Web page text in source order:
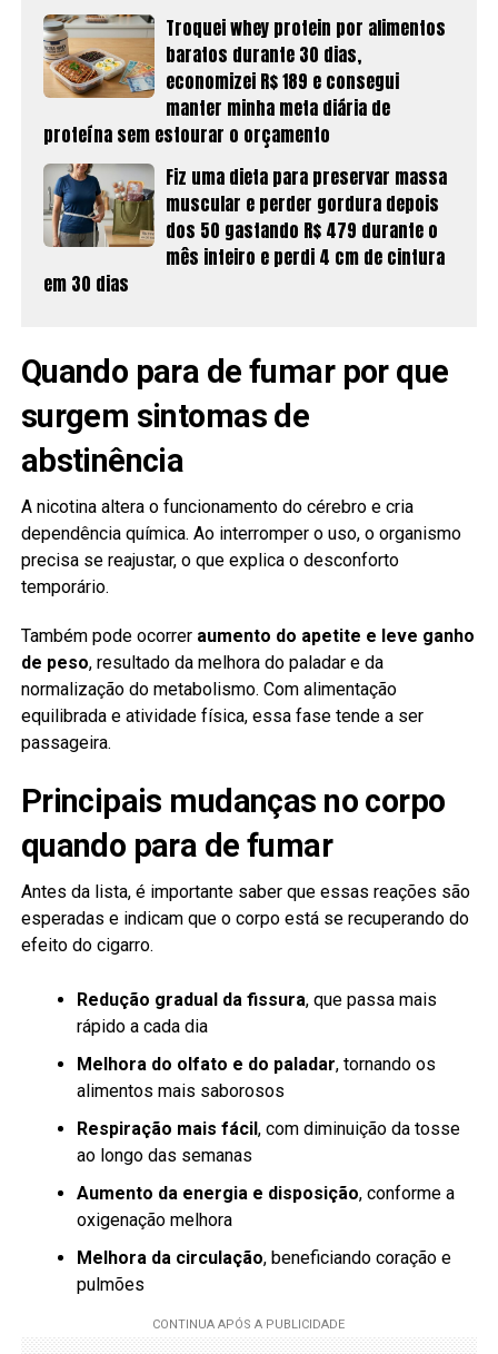
Troquei whey protein por alimentos
baratos durante 30 dias,
economizei R$ 189 e consegui
manter minha meta diária de
proteína sem estourar o orçamento
Fiz uma dieta para preservar massa
muscular e perder gordura depois
dos 50 gastando R$ 479 durante o
mês inteiro e perdi 4 cm de cintura
em 30 dias
Quando para de fumar por que
surgem sintomas de
abstinência
A nicotina altera o funcionamento do cérebro e cria
dependência química. Ao interromper o uso, o organismo
precisa se reajustar, o que explica o desconforto
temporário.
Também pode ocorrer aumento do apetite e leve ganho
de peso, resultado da melhora do paladar e da
normalização do metabolismo. Com alimentação
equilibrada e atividade física, essa fase tende a ser
passageira.
Principais mudanças no corpo
quando para de fumar
Antes da lista, é importante saber que essas reações são
esperadas e indicam que o corpo está se recuperando do
efeito do cigarro.
Redução gradual da fissura, que passa mais
rápido a cada dia
Melhora do olfato e do paladar, tornando os
alimentos mais saborosos
Respiração mais fácil , com diminuição da tosse
ao longo das semanas
Aumento da energia e disposição, conforme a
oxigenação melhora
Melhora da circulação, beneficiando coração e
pulmões